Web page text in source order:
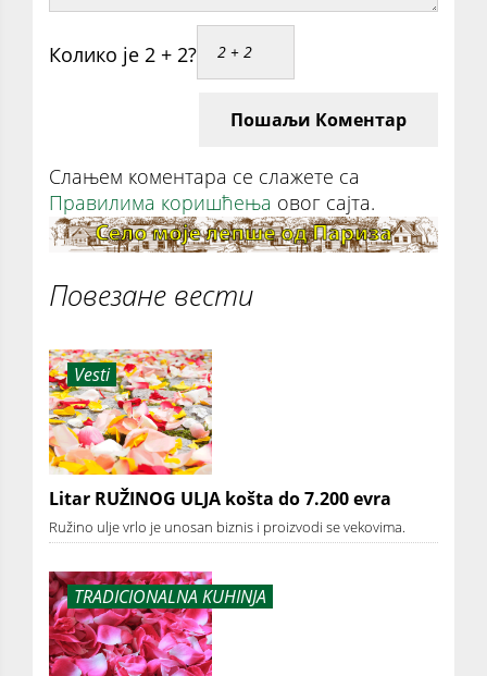
Колико је 2 + 2?
Пошаљи Коментар
Слањем коментара се слажете са
Правилима коришћења овог сајта.
Повезане вести
Vesti
Litar RUŽINOG ULJA košta do 7.200 evra
Ružino ulje vrlo je unosan biznis i proizvodi se vekovima.
TRADICIONALNA KUHINJA